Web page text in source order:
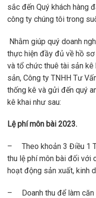
sắc đến Quý khách hàng
công ty chúng tôi trong
Nhằm giúp quý doanh
thực hiện đầy đủ về hồ
và tổ chức thuê tài sản kê
sản, Công ty TNHH Tư
thống kê và gửi đến quý
kê khai như sau:
Lệ phí môn bài 2023.
– Theo khoản 3 Điều 1
thu lệ phí môn bài đối với
hoạt động sản xuất, kinh
– Doanh thu để làm căn